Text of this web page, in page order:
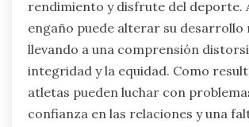
El engaño en los deportes juveniles
a efectos psicológicos significativos,
un aumento del estrés y una
autoestima. Los jóvenes atletas
experimentar ansiedad debido al